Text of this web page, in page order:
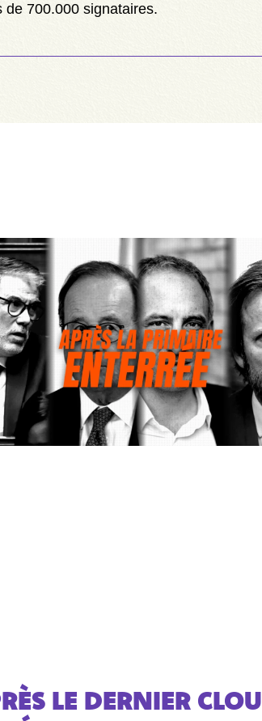
700.000 signataires.
LE DERNIER CLOU